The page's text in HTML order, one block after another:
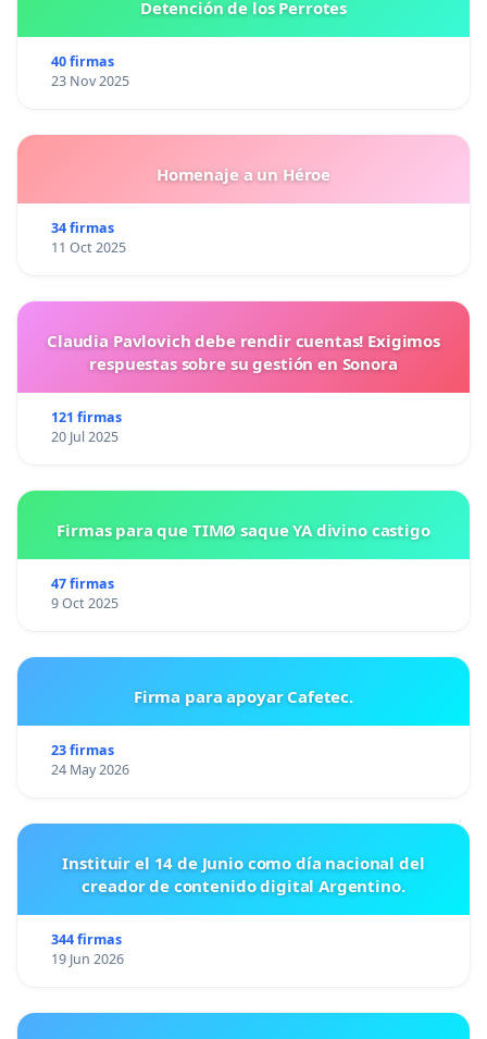
Detención de los Perrotes
40 firmas
23 Nov 2025
Homenaje a un Héroe
34 firmas
11 Oct 2025
Claudia Pavlovich debe rendir cuentas! Exigimos
respuestas sobre su gestión en Sonora
121 firmas
20 Jul 2025
Firmas para que TIMØ saque YA divino castigo
47 firmas
9 Oct 2025
Firma para apoyar Cafetec.
23 firmas
24 May 2026
Instituir el 14 de Junio como día nacional del
creador de contenido digital Argentino.
344 firmas
19 Jun 2026